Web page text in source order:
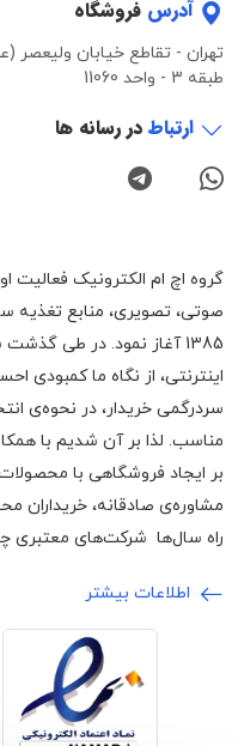
آدرس فروشگاه
تهران - تقاطع خیابان ولیعصر
طبقه 3 - واحد 11060
ارتباطدر رسانه ها
گروه اچ ام الکترونیک فعالیت
صوتی، تصویری، منابع تغذیه
1385 آغاز نمود. در طی
اینترنتی، از نگاه ما کمبودی
سردرگمی خریدار، در نحوه‌ی
مناسب. لذا بر آن شدیم با
بر ایجاد فروشگاهی با
مشاوره‌ی صادقانه، خریداران
راه سال‌ها شرکت‌های معتبری
اطلاعات بیشتر